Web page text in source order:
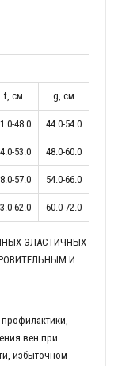
f, cм g, cм
48.0 44.0-54.0
53.0 48.0-60.0
57.0 54.0-66.0
62.0 60.0-72.0
ЭЛАСТИЧНЫХ
И
вен при
избыточном